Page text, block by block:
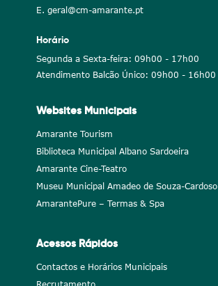
E. geral@cm-amarante.pt
Horário
Segunda a Sexta-feira: 09h00 - 17h00
Atendimento Balcão Único: 09h00 - 16h00
Websites Municipais
Amarante Tourism
Biblioteca Municipal Albano Sardoeira
Amarante Cine-Teatro
Museu Municipal Amadeo de Souza-Cardoso
AmarantePure – Termas & Spa
Acessos Rápidos
Contactos e Horários Municipais